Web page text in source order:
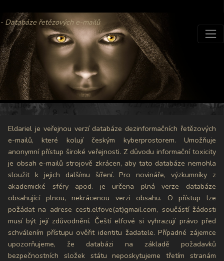
- Databáze řetězových e-mailů
Eldariel je veřejnou verzí databáze dezinformačních řetězových
e-mailů, které kolují českým kyberprostorem. Umožňuje
anonymní přístup široké veřejnosti. Z důvodu informační toxicity
je obsah e-mailů strojově zkrácen, aby tato databáze nemohla
sloužit k jejich dalšímu šíření. Pro novináře, výzkumníky z
akademické sféry apod. je určena plná verze databáze
obsahující plnou, nekrácenou verzi obsahu. O přístup lze
požádat na adrese cesti.elfove(at)gmail.com, součástí žádosti
musí být její zdůvodnění. Čeští elfové si vyhrazují právo před
schválením přístupu ověřit identitu žadatele. Případné zájemce
upozorňujeme, že databázi na základě požadavků
bezpečnostních složek státu neposkytujeme třetím stranám